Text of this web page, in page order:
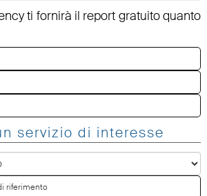
ti fornirà il report gratuito quanto
servizio di interesse